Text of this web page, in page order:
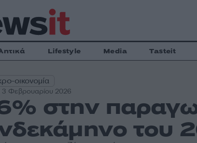
Lifestyle Media Tasteit
οικονομία
3 Φεβρουαρίου 2026
στην
του